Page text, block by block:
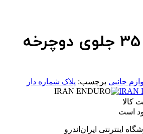
پلاک شماره 35 جلوی دوچرخه
جانبی برچسب: پلاک شماره دار
IRAN
کالا
اینترنتی ایران‌اندرو